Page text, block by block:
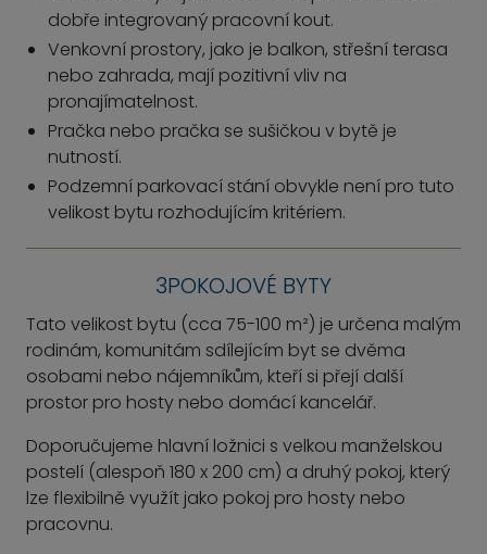
dobře integrovaný pracovní kout.
Venkovní prostory, jako je balkon, střešní terasa
nebo zahrada, mají pozitivní vliv na
pronajímatelnost.
Pračka nebo pračka se sušičkou v bytě je
nutností.
Podzemní parkovací stání obvykle není pro tuto
velikost bytu rozhodujícím kritériem.
3POKOJOVÉ BYTY
Tato velikost bytu (cca 75-100 m²) je určena malým
rodinám, komunitám sdílejícím byt se dvěma
osobami nebo nájemníkům, kteří si přejí další
prostor pro hosty nebo domácí kancelář.
Doporučujeme hlavní ložnici s velkou manželskou
postelí (alespoň 180 x 200 cm) a druhý pokoj, který
lze flexibilně využít jako pokoj pro hosty nebo
pracovnu.